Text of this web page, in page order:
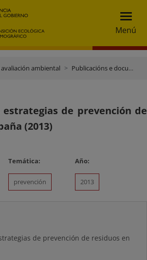
Menú
avaliación ambiental Publicacións e documentación
de prevención de
(2013)
Temática:
prevención
Año:
2013
de prevención de residuos en